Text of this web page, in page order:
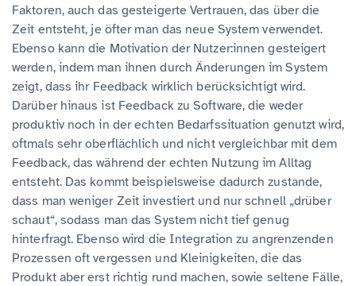
Faktoren, auch das gesteigerte Vertrauen, das über die
Zeit entsteht, je öfter man das neue System verwendet.
Ebenso kann die Motivation der Nutzer:innen gesteigert
werden, indem man ihnen durch Änderungen im System
zeigt, dass ihr Feedback wirklich berücksichtigt wird.
Darüber hinaus ist Feedback zu Software, die weder
produktiv noch in der echten Bedarfssituation genutzt wird,
oftmals sehr oberflächlich und nicht vergleichbar mit dem
Feedback, das während der echten Nutzung im Alltag
entsteht. Das kommt beispielsweise dadurch zustande,
dass man weniger Zeit investiert und nur schnell „drüber
schaut“, sodass man das System nicht tief genug
hinterfragt. Ebenso wird die Integration zu angrenzenden
Prozessen oft vergessen und Kleinigkeiten, die das
Produkt aber erst richtig rund machen, sowie seltene Fälle,